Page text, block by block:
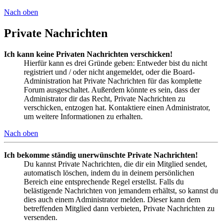
Nach oben
Private Nachrichten
Ich kann keine Privaten Nachrichten verschicken!
Hierfür kann es drei Gründe geben: Entweder bist du nicht
registriert und / oder nicht angemeldet, oder die Board-
Administration hat Private Nachrichten für das komplette
Forum ausgeschaltet. Außerdem könnte es sein, dass der
Administrator dir das Recht, Private Nachrichten zu
verschicken, entzogen hat. Kontaktiere einen Administrator,
um weitere Informationen zu erhalten.
Nach oben
Ich bekomme ständig unerwünschte Private Nachrichten!
Du kannst Private Nachrichten, die dir ein Mitglied sendet,
automatisch löschen, indem du in deinem persönlichen
Bereich eine entsprechende Regel erstellst. Falls du
belästigende Nachrichten von jemandem erhältst, so kannst du
dies auch einem Administrator melden. Dieser kann dem
betreffenden Mitglied dann verbieten, Private Nachrichten zu
versenden.